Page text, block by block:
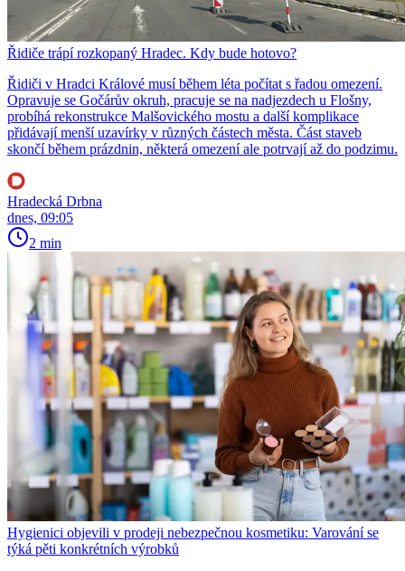
Řidiče trápí rozkopaný Hradec. Kdy bude hotovo?
Řidiči v Hradci Králové musí během léta počítat s řadou omezení.
Opravuje se Gočárův okruh, pracuje se na nadjezdech u Flošny,
probíhá rekonstrukce Malšovického mostu a další komplikace
přidávají menší uzavírky v různých částech města. Část staveb
skončí během prázdnin, některá omezení ale potrvají až do podzimu.
Hradecká Drbna
dnes, 09:05
2 min
Hygienici objevili v prodeji nebezpečnou kosmetiku: Varování se
týká pěti konkrétních výrobků